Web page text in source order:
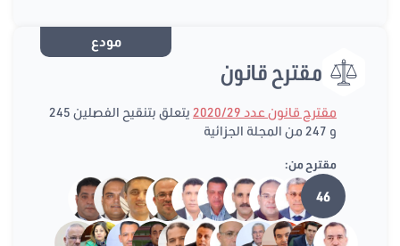
مودع
مقترح قانون
مقترح قانون عدد 2020/29
يتعلق بتنقيح الفصلين 245
و 247 من المجلة الجزائية
مقترح من:
46